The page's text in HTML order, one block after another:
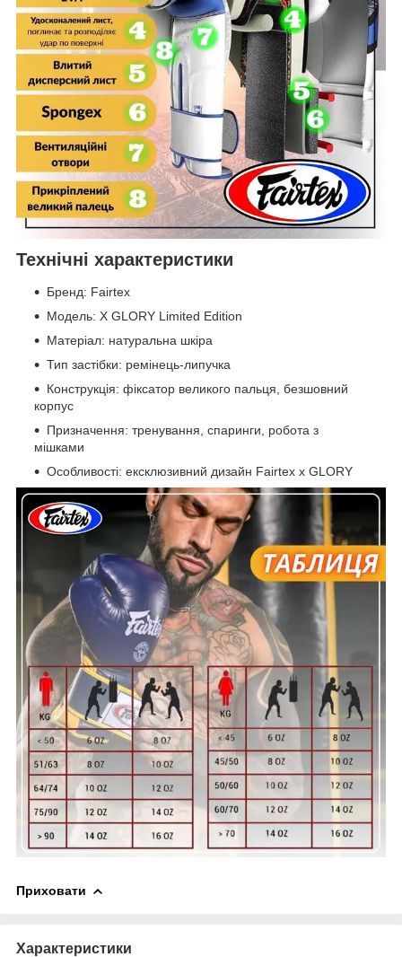
Технічні характеристики
Бренд: Fairtex
Модель: X GLORY Limited Edition
Матеріал: натуральна шкіра
Тип застібки: ремінець-липучка
Конструкція: фіксатор великого пальця, безшовний
корпус
Призначення: тренування, спаринги, робота з
мішками
Особливості: ексклюзивний дизайн Fairtex x GLORY
Приховати
Характеристики